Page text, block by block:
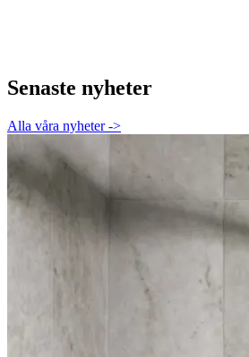
Senaste nyheter
Alla våra nyheter ->